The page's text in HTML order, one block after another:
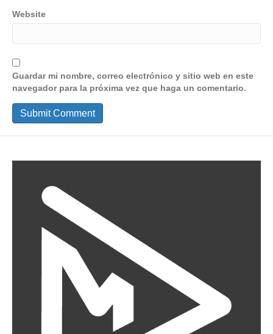
Website
Guardar mi nombre, correo electrónico y sitio web en este
navegador para la próxima vez que haga un comentario.